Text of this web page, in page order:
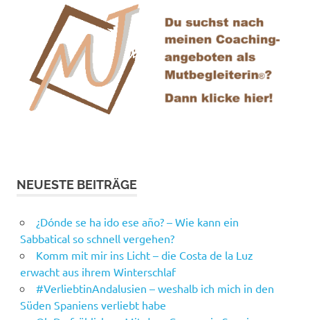
NEUESTE BEITRÄGE
¿Dónde se ha ido ese año? – Wie kann ein
Sabbatical so schnell vergehen?
Komm mit mir ins Licht – die Costa de la Luz
erwacht aus ihrem Winterschlaf
#VerliebtinAndalusien – weshalb ich mich in den
Süden Spaniens verliebt habe